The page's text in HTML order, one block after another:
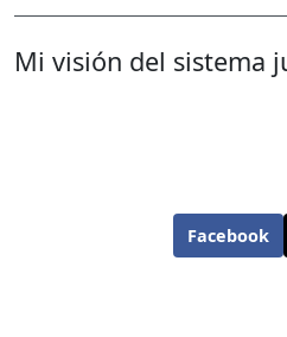
Mi visión del sistema
Facebook